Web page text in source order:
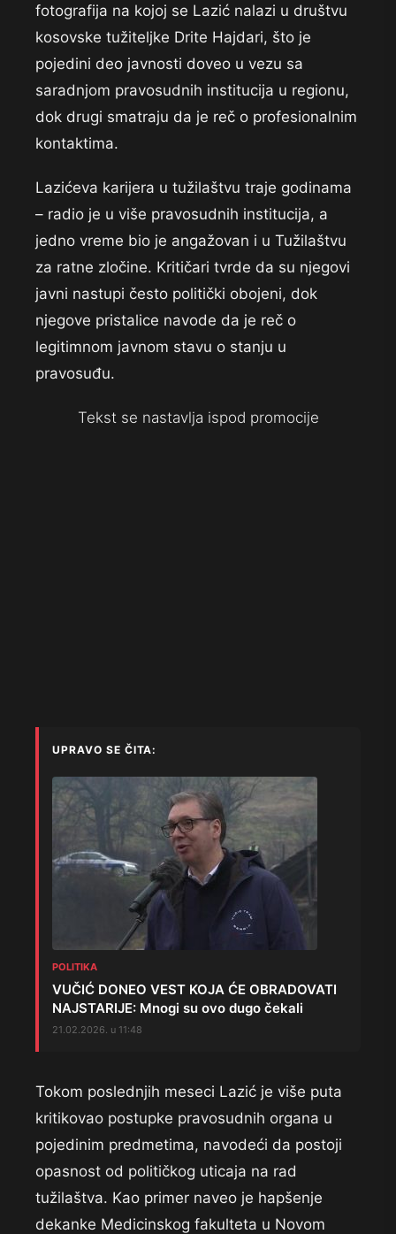
fotografija na kojoj se Lazić nalazi u društvu
kosovske tužiteljke Drite Hajdari, što je
pojedini deo javnosti doveo u vezu sa
saradnjom pravosudnih institucija u regionu,
dok drugi smatraju da je reč o profesionalnim
kontaktima.
Lazićeva karijera u tužilaštvu traje godinama
– radio je u više pravosudnih institucija, a
jedno vreme bio je angažovan i u Tužilaštvu
za ratne zločine. Kritičari tvrde da su njegovi
javni nastupi često politički obojeni, dok
njegove pristalice navode da je reč o
legitimnom javnom stavu o stanju u
pravosuđu.
Tekst se nastavlja ispod promocije
UPRAVO SE ČITA:
POLITIKA
VUČIĆ DONEO VEST KOJA ĆE OBRADOVATI
NAJSTARIJE: Mnogi su ovo dugo čekali
21.02.2026. u 11:48
Tokom poslednjih meseci Lazić je više puta
kritikovao postupke pravosudnih organa u
pojedinim predmetima, navodeći da postoji
opasnost od političkog uticaja na rad
tužilaštva. Kao primer naveo je hapšenje
dekanke Medicinskog fakulteta u Novom